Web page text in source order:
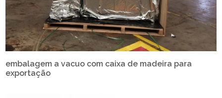
embalagem a vacuo com caixa de madeira para
exportação